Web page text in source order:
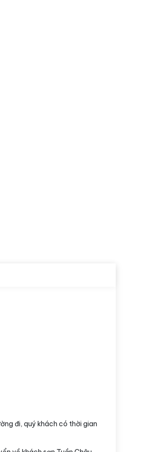
đi, quý khách có thời gian